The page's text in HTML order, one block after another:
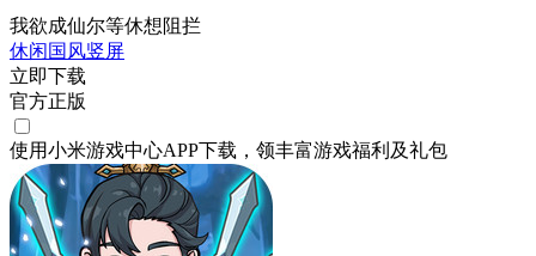
我欲成仙尔等休想阻拦
休闲 国风竖屏
立即下载
官方正版
使用小米游戏中心APP下载 ，领丰富游戏福利 及礼包